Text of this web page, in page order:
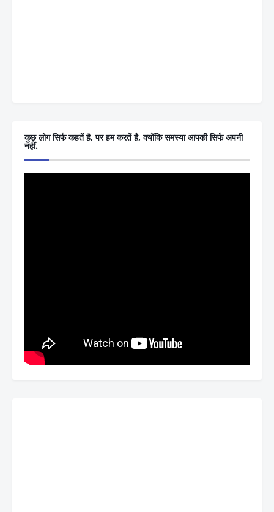
कुछ लोग सिर्फ कहतें है, पर हम करतें है, क्योंकि समस्या आपकी सिर्फ अपनी
नहीं.